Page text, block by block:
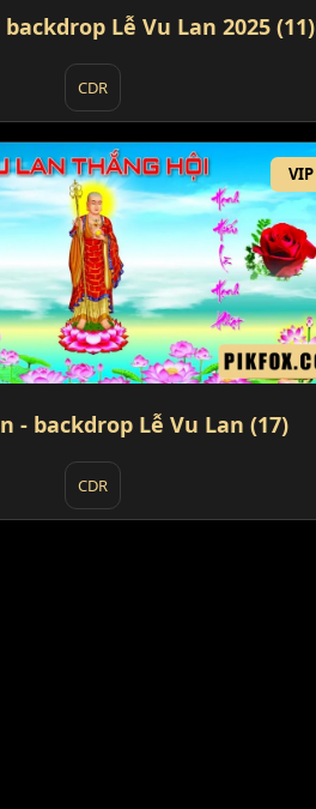
Lễ Vu Lan 2025 (11)
CDR
VIP
- backdrop Lễ Vu Lan (17)
CDR